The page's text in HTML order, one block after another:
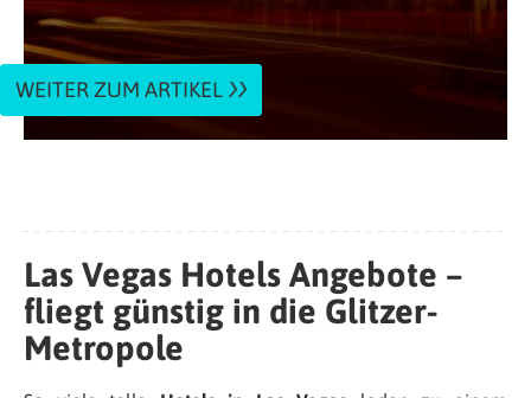
WEITER ZUM ARTIKEL
Las Vegas Hotels Angebote –
fliegt günstig in die Glitzer-
Metropole